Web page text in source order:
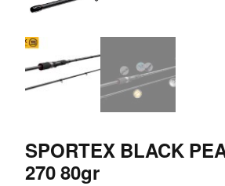
SPORTEX BLACK
270 80gr